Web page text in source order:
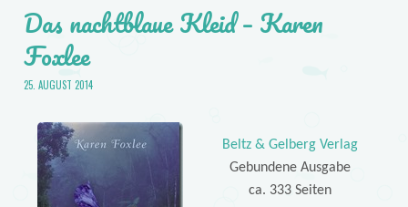
Das nachtblaue Kleid – Karen
Foxlee
25. AUGUST 2014
Beltz & Gelberg Verlag
Gebundene Ausgabe
ca. 333 Seiten